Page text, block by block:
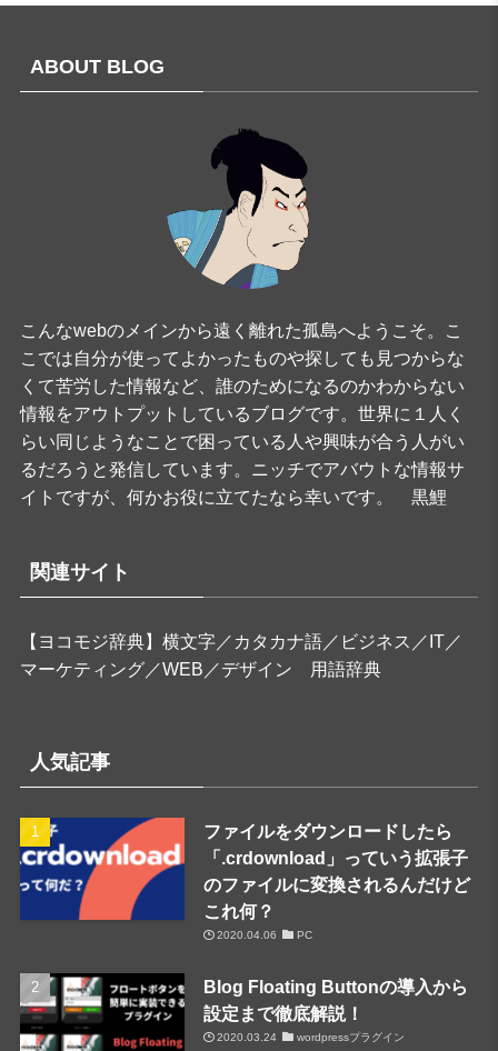
ABOUT BLOG
こんなwebのメインから遠く離れた孤島へようこそ。こ
こでは自分が使ってよかったものや探しても見つからな
くて苦労した情報など、誰のためになるのかわからない
情報をアウトプットしているブログです。世界に１人く
らい同じようなことで困っている人や興味が合う人がい
るだろうと発信しています。ニッチでアバウトな情報サ
イトですが、何かお役に立てたなら幸いです。 黒鯉
関連サイト
【ヨコモジ辞典】横文字／カタカナ語／ビジネス／IT／
マーケティング／WEB／デザイン 用語辞典
人気記事
ファイルをダウンロードしたら
「.crdownload」っていう拡張子
のファイルに変換されるんだけど
これ何？
2020.04.06 PC
Blog Floating Buttonの導入から
設定まで徹底解説！
2020.03.24 wordpressプラグイン